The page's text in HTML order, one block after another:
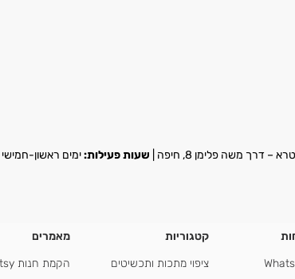
דרך משה פלימן 8, חיפה | שעות פעילות:ימים ראשון-חמישי בשעות 09:00-17:00 |
קטגוריות
ציפוי מתכות ותכשיטים
מאמרים
הקמת חנות Etsy